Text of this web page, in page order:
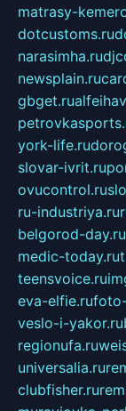
matrasy-
dotcustoms.ru
narasimha.ru
newsplain.ru
gbget.ru
york-life.ru
slovar-ivrit.ru
ovucontrol.ru
ru-industriya.ru
belgorod-day.ru
medic-today.ru
teensvoice.ru
eva-elfie.ru
veslo-i-yakor.ru
regionufa.ru
universalia.ru
clubfisher.ru